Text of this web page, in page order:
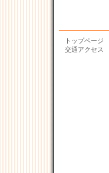
トップページ
交通アクセス